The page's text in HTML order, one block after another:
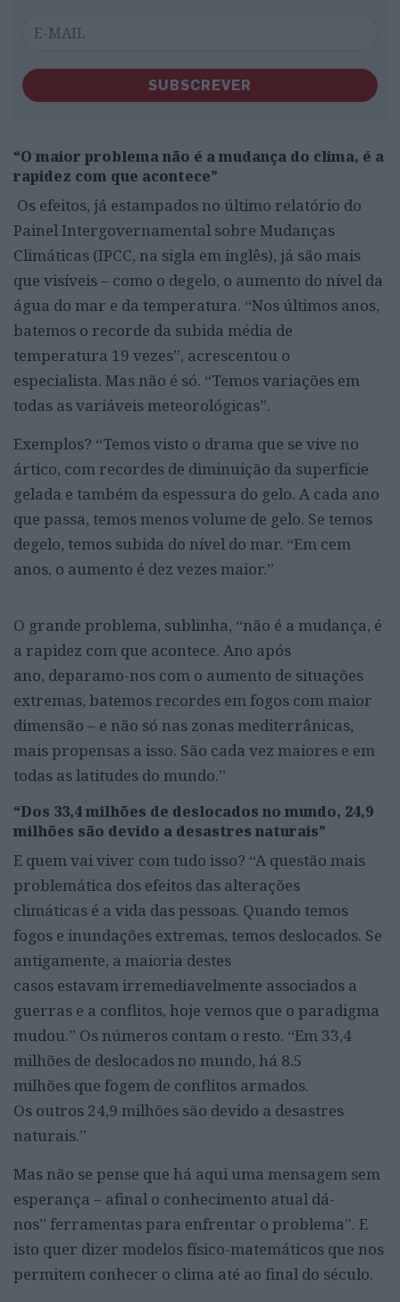
SUBSCREVER
“O maior problema não é a mudança do clima, é a
rapidez com que acontece”
Os efeitos, já estampados no último relatório do
Painel Intergovernamental sobre Mudanças
Climáticas (IPCC, na sigla em inglês), já são mais
que visíveis – como o degelo, o aumento do nível da
água do mar e da temperatura. “Nos últimos anos,
batemos o recorde da subida média de
temperatura 19 vezes”, acrescentou o
especialista. Mas não é só. “Temos variações em
todas as variáveis meteorológicas”.
Exemplos? “Temos visto o drama que se vive no
ártico, com recordes de diminuição da superfície
gelada e também da espessura do gelo. A cada ano
que passa, temos menos volume de gelo. Se temos
degelo, temos subida do nível do mar. “Em cem
anos, o aumento é dez vezes maior.”
O grande problema, sublinha, “não é a mudança, é
a rapidez com que acontece. Ano após
ano, deparamo-nos com o aumento de situações
extremas, batemos recordes em fogos com maior
dimensão – e não só nas zonas mediterrânicas,
mais propensas a isso. São cada vez maiores e em
todas as latitudes do mundo.”
“Dos 33,4 milhões de deslocados no mundo, 24,9
milhões são devido a desastres naturais”
E quem vai viver com tudo isso? “A questão mais
problemática dos efeitos das alterações
climáticas é a vida das pessoas. Quando temos
fogos e inundações extremas, temos deslocados. Se
antigamente, a maioria destes
casos estavam irremediavelmente associados a
guerras e a conflitos, hoje vemos que o paradigma
mudou.” Os números contam o resto. “Em 33,4
milhões de deslocados no mundo, há 8.5
milhões que fogem de conflitos armados.
Os outros 24,9 milhões são devido a desastres
naturais.”
Mas não se pense que há aqui uma mensagem sem
esperança – afinal o conhecimento atual dá-
nos” ferramentas para enfrentar o problema”. E
isto quer dizer modelos físico-matemáticos que nos
permitem conhecer o clima até ao final do século.